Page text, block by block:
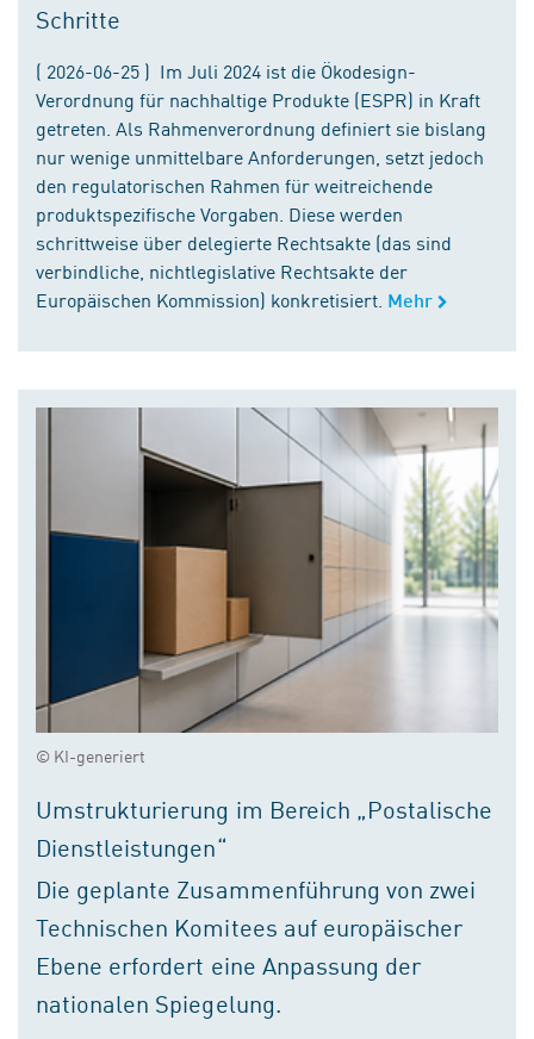
Schritte
( 2026-06-25 ) Im Juli 2024 ist die Ökodesign-
Verordnung für nachhaltige Produkte (ESPR) in Kraft
getreten. Als Rahmenverordnung definiert sie bislang
nur wenige unmittelbare Anforderungen, setzt jedoch
den regulatorischen Rahmen für weitreichende
produktspezifische Vorgaben. Diese werden
schrittweise über delegierte Rechtsakte (das sind
verbindliche, nichtlegislative Rechtsakte der
Europäischen Kommission) konkretisiert. Mehr
© KI-generiert
Umstrukturierung im Bereich „Postalische
Dienstleistungen“
Die geplante Zusammenführung von zwei
Technischen Komitees auf europäischer
Ebene erfordert eine Anpassung der
nationalen Spiegelung.